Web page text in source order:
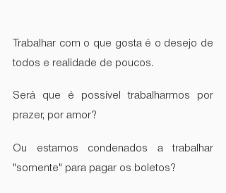
Trabalhar com o que gosta é o desejo de
todos e realidade de poucos.
Será que é possível trabalharmos por
prazer, por amor?
Ou estamos condenados a trabalhar
"somente" para pagar os boletos?